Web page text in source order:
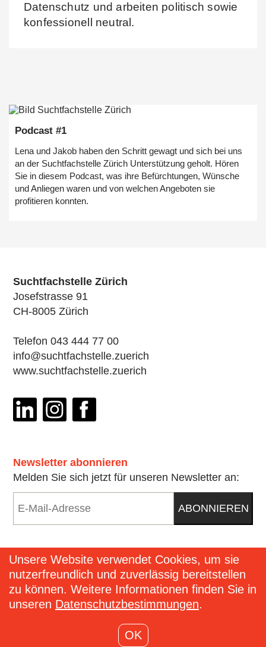
Podcast #1
Lena und Jakob haben den Schritt gewagt und sich bei uns
an der Suchtfachstelle Zürich Unterstützung geholt. Hören
Sie in diesem Podcast, was ihre Befürchtungen, Wünsche
und Anliegen waren und von welchen Angeboten sie
profitieren konnten.
Datenschutz und arbeiten politisch sowie
konfessionell neutral.
Suchtfachstelle Zürich
Josefstrasse 91
CH-8005 Zürich
Telefon 043 444 77 00
info@suchtfachstelle.zuerich
www.suchtfachstelle.zuerich
Newsletter abonnieren
Melden Sie sich jetzt für unseren Newsletter an:
Mail* ABONNIEREN
Kontakt
Impressum
Datenschutzbestimmungen
Unsere Website verwendet Cookies, um sie
nutzerfreundlich und zuverlässig bereitstellen
zu können. Weitere Informationen finden Sie in
unseren Datenschutzbestimmungen.
OK